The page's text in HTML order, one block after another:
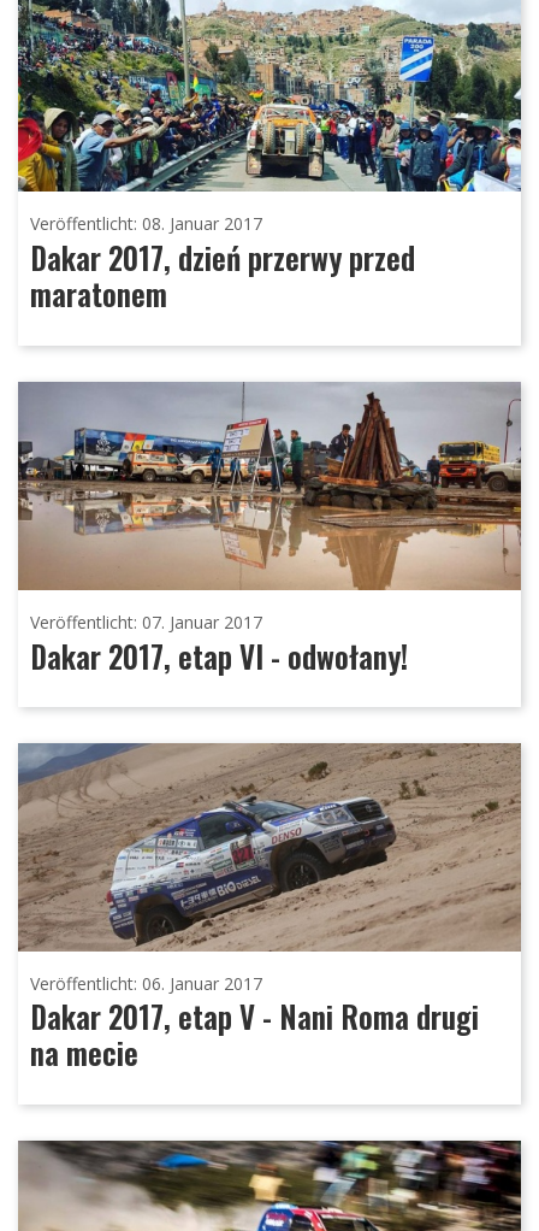
Veröffentlicht: 08. Januar 2017
Dakar 2017, dzień przerwy przed
maratonem
Veröffentlicht: 07. Januar 2017
Dakar 2017, etap VI - odwołany!
Veröffentlicht: 06. Januar 2017
Dakar 2017, etap V - Nani Roma drugi
na mecie